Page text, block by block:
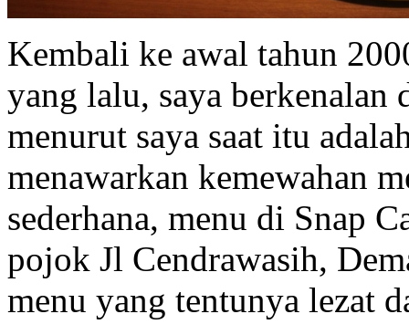
Kembali ke awal tahun
yang lalu, saya berkenalan
menurut saya saat itu
menawarkan kemewahan
sederhana, menu di Snap
pojok Jl Cendrawasih,
menu yang tentunya lezat